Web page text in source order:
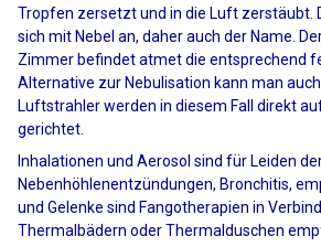
Tropfen zersetzt und in die Luft zerstäubt.
sich mit Nebel an, daher auch der Name.
Zimmer befindet atmet die entsprechend
Alternative zur Nebulisation kann man
Luftstrahler werden in diesem Fall direkt
gerichtet.
Inhalationen und Aerosol sind für Leiden
Nebenhöhlenentzündungen, Bronchitis,
und Gelenke sind Fangotherapien in
Thermalbädern oder Thermalduschen